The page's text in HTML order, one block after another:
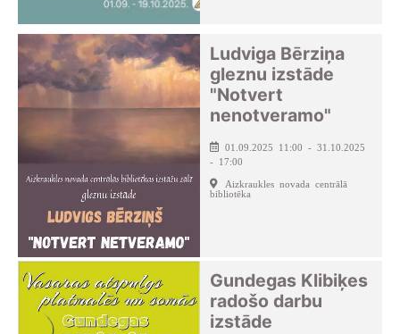
Ludviga Bērziņa
gleznu izstāde
"Notvert
nenotveramo"
01.09.2025 11:00 - 31.10.2025
- 17:00
Aizkraukles novada centrālā
bibliotēka
Gundegas Klibiķes
radošo darbu
izstāde